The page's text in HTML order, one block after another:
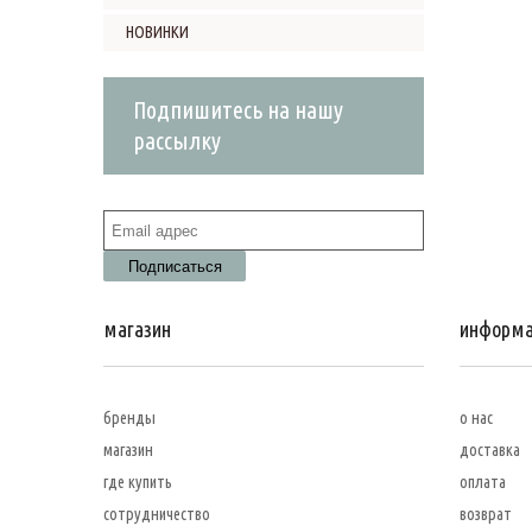
НОВИНКИ
Подпишитесь на нашу
рассылку
магазин
бренды
магазин
где купить
сотрудничество
о нас
доставка
оплата
возврат